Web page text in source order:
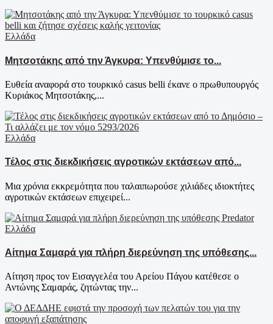
Ελλάδα
Μητσοτάκης από την Άγκυρα: Υπενθύμισε το...
Ευθεία αναφορά στο τουρκικό casus belli έκανε ο πρωθυπουργός
Κυριάκος Μητσοτάκης,...
Ελλάδα
Τέλος στις διεκδικήσεις αγροτικών εκτάσεων από...
Μια χρόνια εκκρεμότητα που ταλαιπωρούσε χιλιάδες ιδιοκτήτες
αγροτικών εκτάσεων επιχειρεί...
Ελλάδα
Αίτημα Σαμαρά για πλήρη διερεύνηση της υπόθεσης...
Αίτηση προς τον Εισαγγελέα του Αρείου Πάγου κατέθεσε ο
Αντώνης Σαμαράς, ζητώντας την...